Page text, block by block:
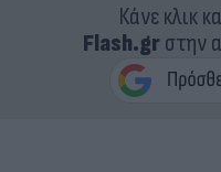
Κάνε κλικ
Flash.grστην